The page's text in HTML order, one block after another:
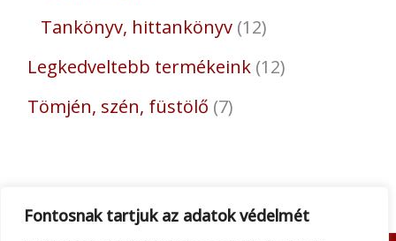
Fontosnak tartjuk az adatok védelmét
Tankönyv, hittankönyv 12
Legkedveltebb termékeink 12
Tömjén, szén, füstölő 7